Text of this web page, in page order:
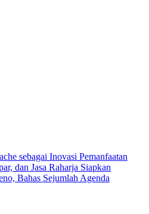
sebagai Inovasi Pemanfaatan
dan Jasa Raharja Siapkan
Bahas Sejumlah Agenda